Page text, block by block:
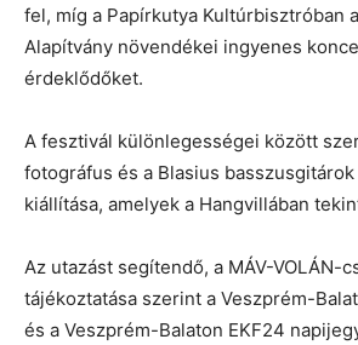
fel, míg a Papírkutya Kultúrbisztróban
Alapítvány növendékei ingyenes
érdeklődőket.
A fesztivál különlegességei között
fotográfus és a Blasius
kiállítása, amelyek a Hangvillában
Az utazást segítendő, a MÁV-VOLÁN-
tájékoztatása szerint a Veszprém-
és a Veszprém-Balaton EKF24